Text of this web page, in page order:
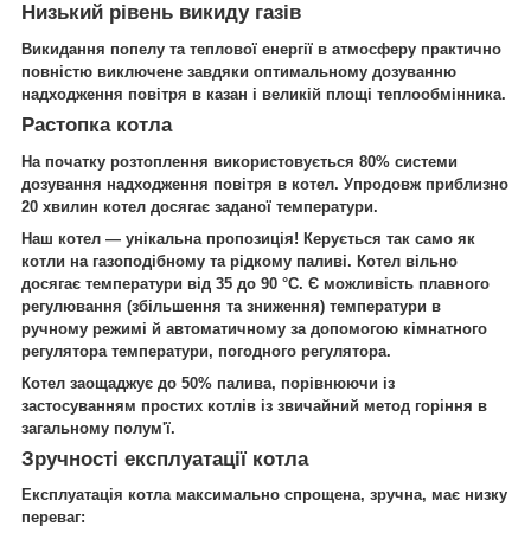
Низький рівень викиду газів
Викидання попелу та теплової енергії в атмосферу практично
повністю виключене завдяки оптимальному дозуванню
надходження повітря в казан і великій площі теплообмінника.
Растопка котла
На початку розтоплення використовується 80% системи
дозування надходження повітря в котел. Упродовж приблизно
20 хвилин котел досягає заданої температури.
Наш котел — унікальна пропозиція! Керується так само як
котли на газоподібному та рідкому паливі. Котел вільно
досягає температури від 35 до 90 °C. Є можливість плавного
регулювання (збільшення та зниження) температури в
ручному режимі й автоматичному за допомогою кімнатного
регулятора температури, погодного регулятора.
Котел заощаджує до 50% палива, порівнюючи із
застосуванням простих котлів із звичайний метод горіння в
загальному полум'ї.
Зручності експлуатації котла
Експлуатація котла максимально спрощена, зручна, має низку
переваг: